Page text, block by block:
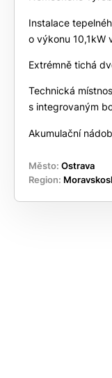
Instalace
o výkonu 10,1kW
Extrémně tichá
Technická
s integrovaným
Akumulační
Město: Ostrava
Region: